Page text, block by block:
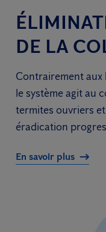
DE LA
Contrairement aux
le système agit au
termites ouvriers
éradication
En savoir plus